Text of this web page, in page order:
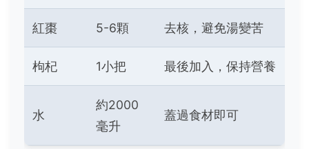
紅棗 5-6顆 去核，避免湯變苦
枸杞 1小把 最後加入，保持營養
水
約2000
毫升
蓋過食材即可